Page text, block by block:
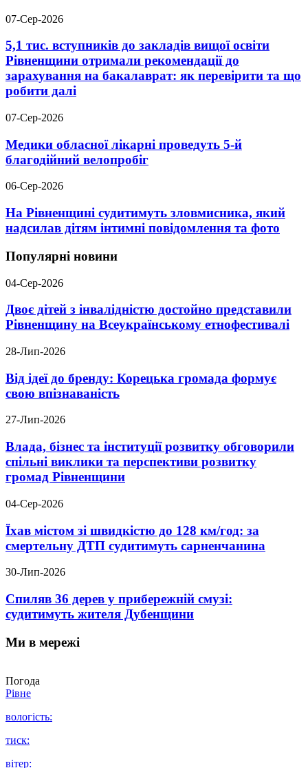
07-Сер-2026
5,1 тис. вступників до закладів вищої освіти
Рівненщини отримали рекомендації до
зарахування на бакалаврат: як перевірити та що
робити далі
07-Сер-2026
Медики обласної лікарні проведуть 5-й
благодійний велопробіг
06-Сер-2026
На Рівненщині судитимуть зловмисника, який
надсилав дітям інтимні повідомлення та фото
Популярні новини
04-Сер-2026
Двоє дітей з інвалідністю достойно представили
Рівненщину на Всеукраїнському етнофестивалі
28-Лип-2026
Від ідеї до бренду: Корецька громада формує
свою впізнаваність
27-Лип-2026
Влада, бізнес та інституції розвитку обговорили
спільні виклики та перспективи розвитку
громад Рівненщини
04-Сер-2026
Їхав містом зі швидкістю до 128 км/год: за
смертельну ДТП судитимуть сарненчанина
30-Лип-2026
Спиляв 36 дерев у прибережній смузі:
судитимуть жителя Дубенщини
Ми в мережі
Погода
Рівне
вологість:
тиск:
вітер: